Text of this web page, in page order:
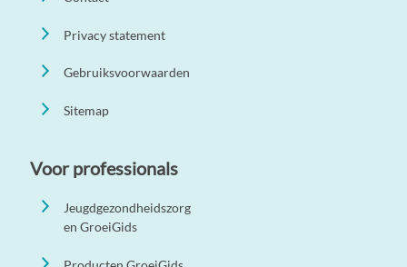
Privacy statement
Gebruiksvoorwaarden
Sitemap
Voor professionals
Jeugdgezondheidszorg
en GroeiGids